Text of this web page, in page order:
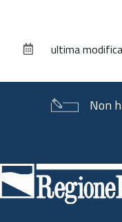
documentoultima modifica
Non
di
pagina